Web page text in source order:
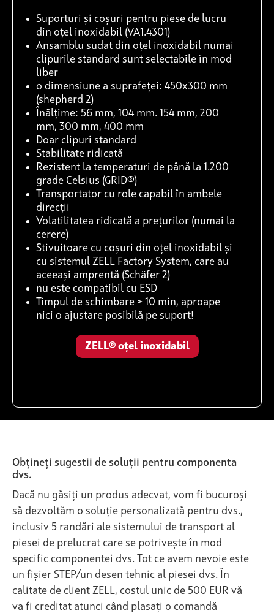
Suporturi și coșuri pentru piese de lucru
din oțel inoxidabil (VA1.4301)
Ansamblu sudat din oțel inoxidabil numai
clipurile standard sunt selectabile în mod
liber
o dimensiune a suprafeței: 450x300 mm
(shepherd 2)
Înălțime: 56 mm, 104 mm. 154 mm, 200
mm, 300 mm, 400 mm
Doar clipuri standard
Stabilitate ridicată
Rezistent la temperaturi de până la 1.200
grade Celsius (GRID®)
Transportator cu role capabil în ambele
direcții
Volatilitatea ridicată a prețurilor (numai la
cerere)
Stivuitoare cu coșuri din oțel inoxidabil și
cu sistemul ZELL Factory System, care au
aceeași amprentă (Schäfer 2)
nu este compatibil cu ESD
Timpul de schimbare > 10 min, aproape
nici o ajustare posibilă pe suport!
ZELL® oțel inoxidabil
Obțineți sugestii de soluții pentru componenta
dvs.
Dacă nu găsiți un produs adecvat, vom fi bucuroși
să dezvoltăm o soluție personalizată pentru dvs.,
inclusiv 5 randări ale sistemului de transport al
piesei de prelucrat care se potrivește în mod
specific componentei dvs. Tot ce avem nevoie este
un fișier STEP/un desen tehnic al piesei dvs. În
calitate de client ZELL, costul unic de 500 EUR vă
va fi creditat atunci când plasați o comandă